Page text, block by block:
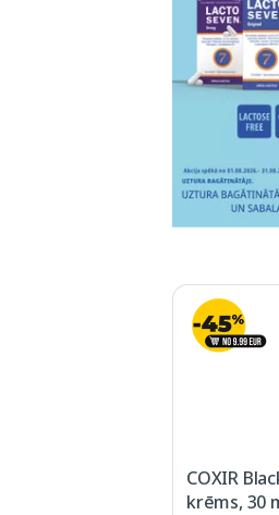
COXIR
krēms, 30